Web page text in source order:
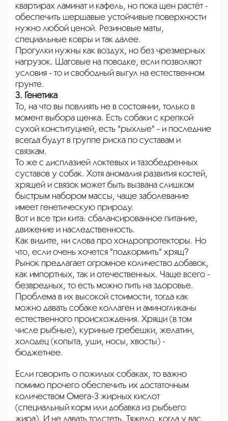
квартирах ламинат и кафель, но пока щен растёт -
обеспечить шершавые устойчивые поверхности
нужно любой ценой. Резиновые маты,
специальные ковры и так далее.
Прогулки нужны как воздух, но без чрезмерных
нагрузок. Шаговые на поводке, если позволяют
условия - то и свободный выгул на естественном
грунте.
3. Генетика
То, на что вы повлиять не в состоянии, только в
момент выбора щенка. Есть собаки с крепкой
сухой конституцией, есть "рыхлые" - и последние
всегда будут в группе риска по суставам и
связкам.
То же с дисплазией локтевых и тазобедренных
суставов у собак. Хотя аномалия развития костей,
хрящей и связок может быть вызвана слишком
быстрым набором массы, чаще заболевание
имеет генетическую природу.
Вот и все три кита: сбалансированное питание,
движение и наследственность.
Как видите, ни слова про хондропротекторы. Но
что, если очень хочется "подкормить" хрящ?
Рынок предлагает огромное количество добавок,
как импортных, так и отечественных. Чаще всего -
безвредных, то есть можно пить на здоровье.
Проблема в их высокой стоимости, тогда как
можно давать собаке коллаген и аминогликаны
естественного происхождения. Хрящи (в том
числе рыбные), куриные гребешки, желатин,
холодец (копыта, уши, носы, хвосты) -
бюджетнее.
Если говорить о пожилых собаках, то важно
помимо прочего обеспечить их достаточным
количеством Омега-3 жирных кислот
(специальный корм или добавка из рыбьего
жира). И не давать толстеть. Тяжело, когда у вас